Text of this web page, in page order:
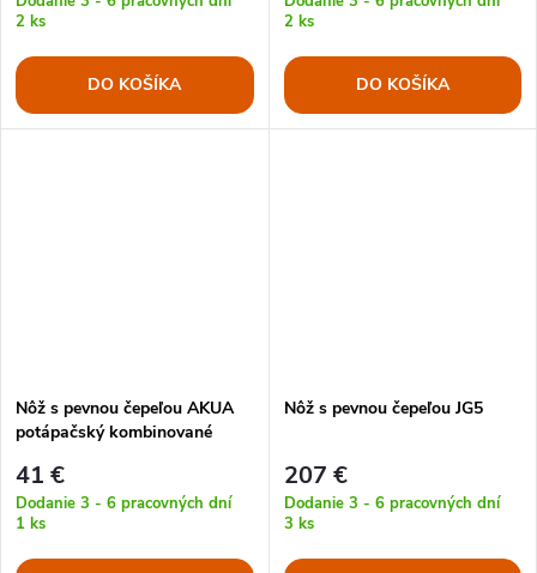
2 ks
DO KOŠÍKA
2 ks
DO KOŠÍKA
Nôž s pevnou čepeľou AKUA
potápačský kombinované
41 €
Dodanie 3 - 6 pracovných dní
1 ks
Nôž s pevnou čepeľou JG5
207 €
Dodanie 3 - 6 pracovných dní
3 ks